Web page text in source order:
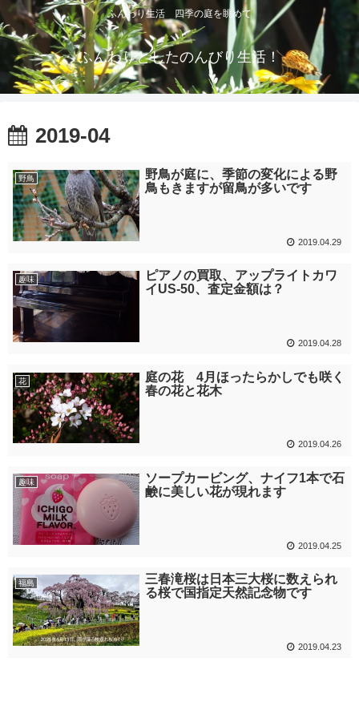
ふんわり生活 四季の庭を眺めて
ふんわりとしたのんびり生活！
2019-04
野鳥
野鳥が庭に、季節の変化による野
鳥もきますが留鳥が多いです
2019.04.29
趣味
ピアノの買取、アップライトカワ
イUS-50、査定金額は？
2019.04.28
花
庭の花 4月ほったらかしでも咲く
春の花と花木
2019.04.26
趣味
ソープカービング、ナイフ1本で石
鹸に美しい花が現れます
2019.04.25
福島
三春滝桜は日本三大桜に数えられ
る桜で国指定天然記念物です
2019.04.23